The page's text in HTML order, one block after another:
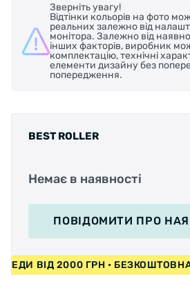
Зверніть увагу!
Відтінки кольорів на фото
реальних залежно від
монітора. Залежно від
інших факторів, виробник
комплектацію, технічні
елементи дизайну без
попередження.
BEST ROLLER
Немає в наявності
ПОВІДОМИТИ ПРО
ВІД 2000 ГРН •